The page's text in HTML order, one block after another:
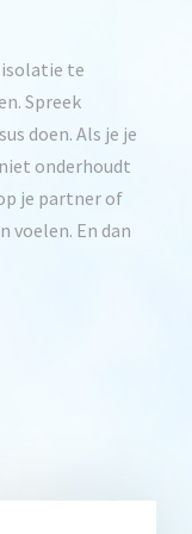
te
Spreek
doen. Als je je
onderhoudt
je partner of
voelen. En dan